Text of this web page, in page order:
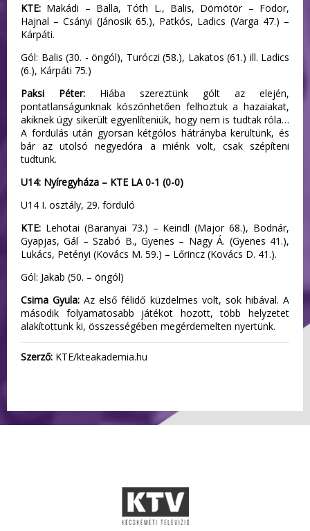
KTE: Makádi – Balla, Tóth L., Balis, Dömötör – Fodor,
Hajnal – Csányi (Jánosik 65.), Patkós, Ladics (Varga 47.) –
Kárpáti.
Gól: Balis (30. - öngól), Turóczi (58.), Lakatos (61.) ill. Ladics
(6.), Kárpáti 75.)
Paksi Péter: Hiába szereztünk gólt az elején,
pontatlanságunknak köszönhetően felhoztuk a hazaiakat,
akiknek úgy sikerült egyenlíteniük, hogy nem is tudtak róla…
A fordulás után gyorsan kétgólos hátrányba kerültünk, és
bár az utolsó negyedóra a miénk volt, csak szépíteni
tudtunk.
U14: Nyíregyháza – KTE LA 0-1 (0-0)
U14 I. osztály, 29. forduló
KTE: Lehotai (Baranyai 73.) – Keindl (Major 68.), Bodnár,
Gyapjas, Gál – Szabó B., Gyenes – Nagy Á. (Gyenes 41.),
Lukács, Petényi (Kovács M. 59.) – Lőrincz (Kovács D. 41.).
Gól: Jakab (50. – öngól)
Csima Gyula: Az első félidő küzdelmes volt, sok hibával. A
második folyamatosabb játékot hozott, több helyzetet
alakítottunk ki, összességében megérdemelten nyertünk.
Szerző: KTE/kteakademia.hu